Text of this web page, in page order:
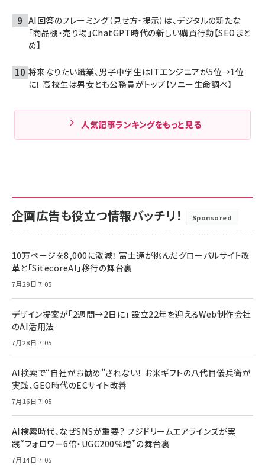
AI回答のフレーミング（見せ方・提示）は、デジタルの新たな
「商品棚・売り場」――ChatGPT時代の新しい購買行動【SEOまと
め】
将来なりたい職業、男子中学生はITエンジニアが5位→1位
に！ 高校生は男女とも公務員がトップ【ソニー生命調べ】
人気記事ランキングをもっと見る
企画広告も役立つ情報バッチリ！ Sponsored
10万ページを8,000に激減！ 富士通が挑んだグローバルサイト改
革と「SitecoreAI」移行の舞台裏
7月29日 7:05
デザイン提案が「2週間→2日に」 設立22年を迎えるWeb制作会社
のAI活用法
7月28日 7:05
AI検索で“自社がお勧め”されない！ お米ギフトの八代目儀兵衛が
実践、GEO時代のECサイト改善
7月16日 7:05
AI検索時代、なぜSNSが重要？ フジドリームエアラインズが実
践“フォロワー6倍・UGC200％増”の舞台裏
7月14日 7:05